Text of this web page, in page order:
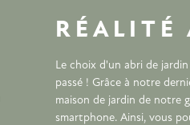
RÉALITÉ
Le choix d'un abri de
passé ! Grâce à notre
maison de jardin de notre
smartphone. Ainsi, vous